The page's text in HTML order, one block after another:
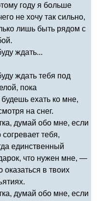
году я больше
не хочу так сильно,
лишь быть рядом с
ждать...
ждать тебя под
пока
ехать ко мне,
на снег.
думай обо мне, если
согревает тебя,
единственный
что нужен мне, —
оказаться в твоих
думай обо мне, если